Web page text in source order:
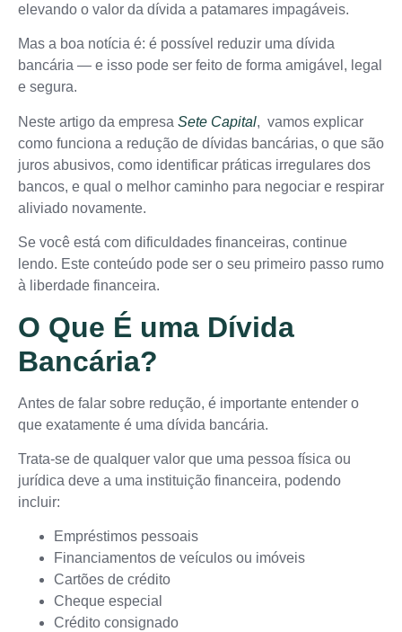
elevando o valor da dívida a patamares impagáveis.
Mas a boa notícia é: é possível reduzir uma dívida
bancária — e isso pode ser feito de forma amigável, legal
e segura.
Neste artigo da empresa Sete Capital, vamos explicar
como funciona a redução de dívidas bancárias, o que são
juros abusivos, como identificar práticas irregulares dos
bancos, e qual o melhor caminho para negociar e respirar
aliviado novamente.
Se você está com dificuldades financeiras, continue
lendo. Este conteúdo pode ser o seu primeiro passo rumo
à liberdade financeira.
O Que É uma Dívida
Bancária?
Antes de falar sobre redução, é importante entender o
que exatamente é uma dívida bancária.
Trata-se de qualquer valor que uma pessoa física ou
jurídica deve a uma instituição financeira, podendo
incluir:
Empréstimos pessoais
Financiamentos de veículos ou imóveis
Cartões de crédito
Cheque especial
Crédito consignado